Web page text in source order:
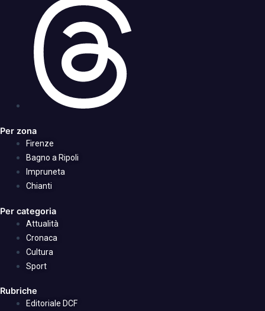
Per zona
Firenze
Bagno a Ripoli
Impruneta
Chianti
Per categoria
Attualità
Cronaca
Cultura
Sport
Rubriche
Editoriale DCF